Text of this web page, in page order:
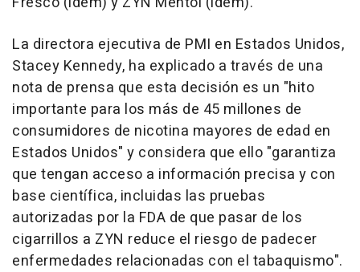
La directora ejecutiva de PMI en Estados Unidos,
Stacey Kennedy, ha explicado a través de una
nota de prensa que esta decisión es un "hito
importante para los más de 45 millones de
consumidores de nicotina mayores de edad en
Estados Unidos" y considera que ello "garantiza
que tengan acceso a información precisa y con
base científica, incluidas las pruebas
autorizadas por la FDA de que pasar de los
cigarrillos a ZYN reduce el riesgo de padecer
enfermedades relacionadas con el tabaquismo".